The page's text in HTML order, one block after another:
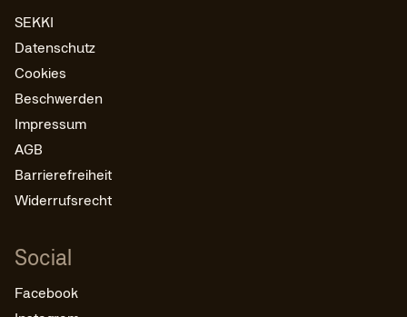
SEKKI
Datenschutz
Cookies
Beschwerden
Impressum
AGB
Barrierefreiheit
Widerrufsrecht
Social
Facebook